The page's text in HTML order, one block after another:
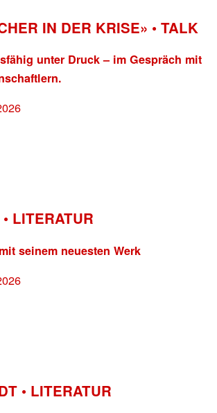
IN DER KRISE» • TALK
unter Druck – im Gespräch mit
LITERATUR
seinem neuesten Werk
• LITERATUR